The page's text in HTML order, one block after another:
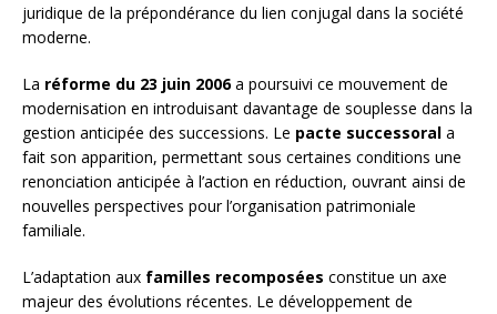
juridique de la prépondérance du lien conjugal dans la société
moderne.
La réforme du 23 juin 2006a poursuivi ce mouvement de
modernisation en introduisant davantage de souplesse dans la
gestion anticipée des successions. Le pacte successoral a
fait son apparition, permettant sous certaines conditions une
renonciation anticipée à l’action en réduction, ouvrant ainsi de
nouvelles perspectives pour l’organisation patrimoniale
familiale.
L’adaptation aux familles recomposées constitue un axe
majeur des évolutions récentes. Le développement de